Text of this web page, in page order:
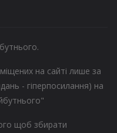
на сайті лише за
- гіперпосилання) на
щоб збирати